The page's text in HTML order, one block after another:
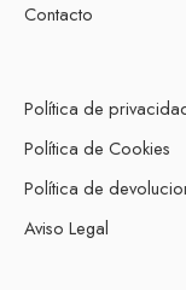
Contacto
Política de
Política de Cookies
Política de
Aviso Legal